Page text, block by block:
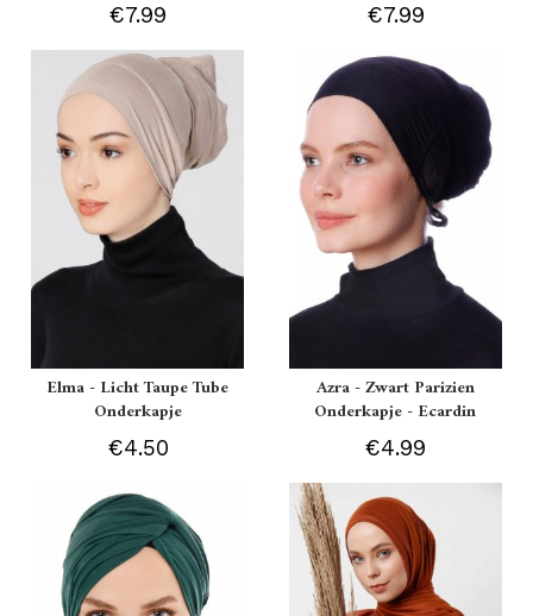
€7.99 €7.99
Elma - Licht Taupe Tube
Onderkapje
€4.50
Azra - Zwart Parizien
Onderkapje - Ecardin
€4.99